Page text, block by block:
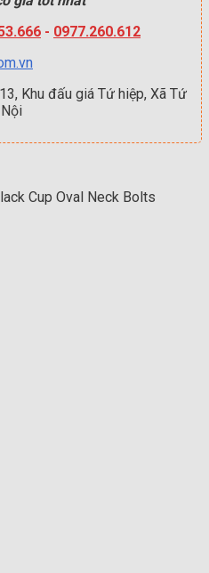
- 0977.260.612
Khu đấu giá Tứ hiệp, Xã Tứ
Cup Oval Neck Bolts